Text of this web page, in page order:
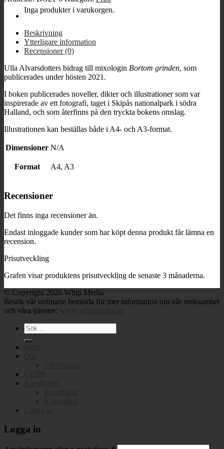
Inga produkter i varukorgen.
grinden
mängd
Beskrivning
Ytterligare information
Recensioner (0)
Ulla Alvarsdotters bidrag till mixologin Bortom grinden, som
publicerades under hösten 2021.
I boken publicerades noveller, dikter och illustrationer som var
inspirerade av ett fotografi, taget i Skipås nationalpark i södra
Halland, och som återfinns på den tryckta bokens omslag.
Illustrationen kan beställas både i A4- och A3-format.
Dimensioner N/A
Format A4, A3
Recensioner
Det finns inga recensioner än.
Endast inloggade kunder som har köpt denna produkt får lämna en
recension.
Prisutveckling
Grafen visar produktens prisutveckling de senaste 3 månaderna.
© Copyright 2026 Whip Media
Besök vår ordinarie hemsida för mer information om vår verksamhet
och våra tjänster:
Sök
efter:
Logga in